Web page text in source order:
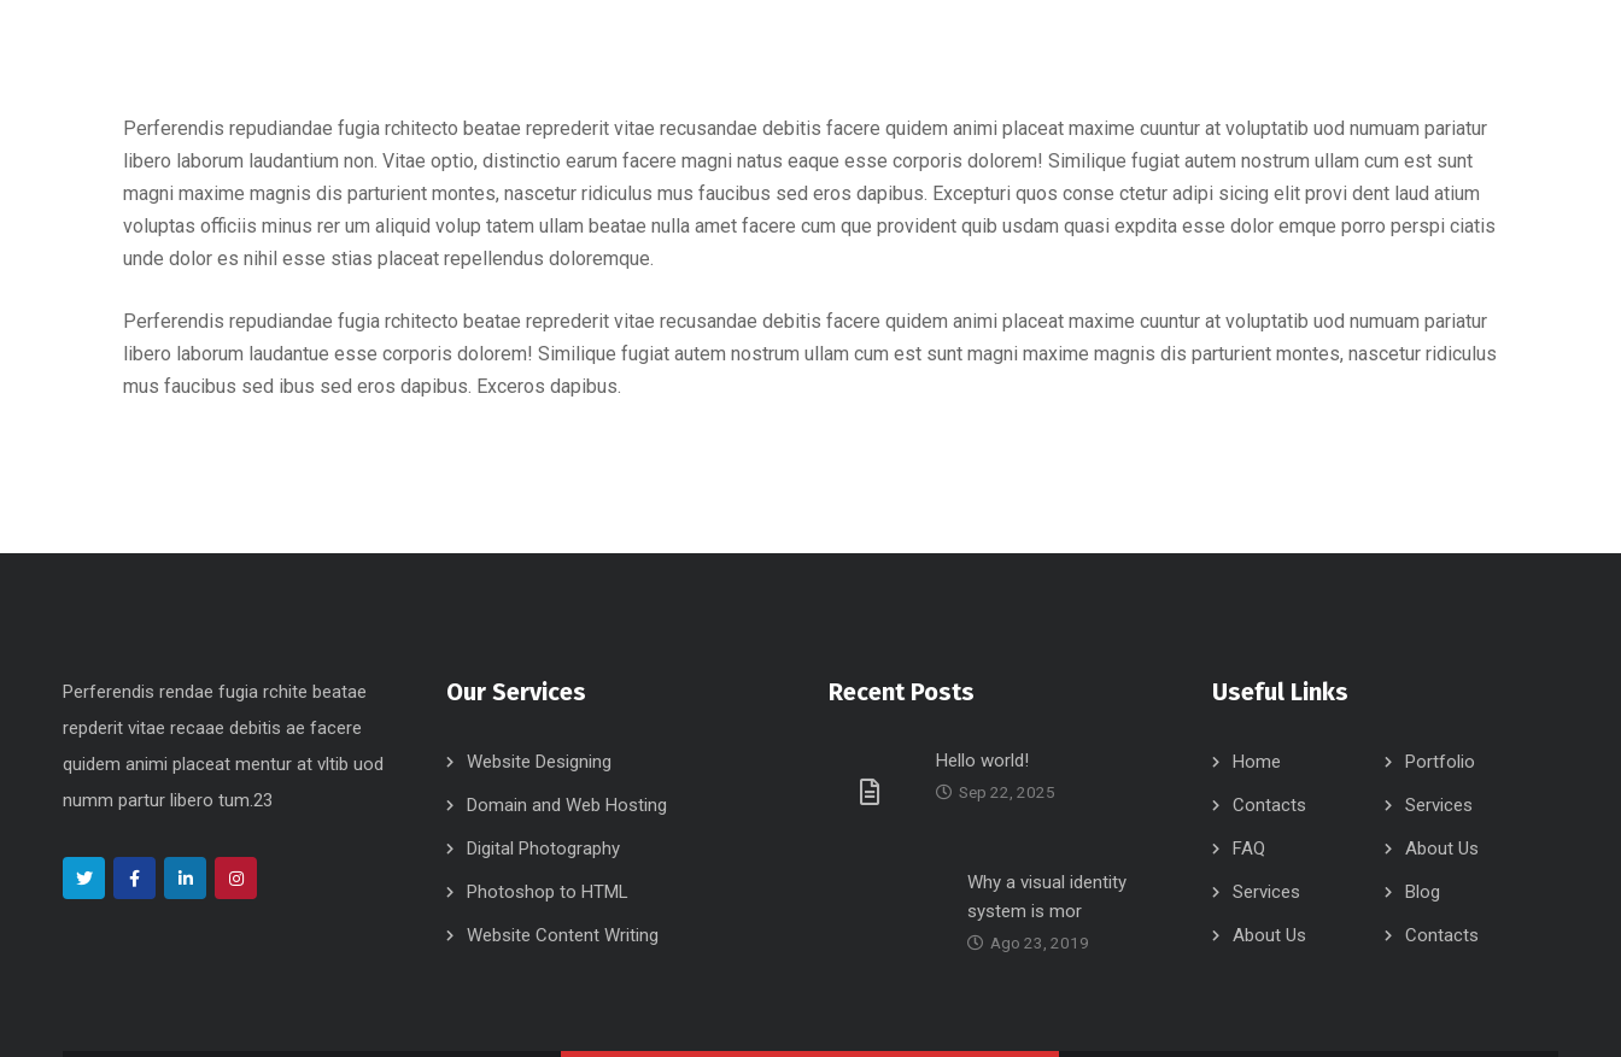
Perferendis repudiandae fugia rchitecto beatae reprederit vitae recusandae debitis facere quidem animi placeat maxime cuuntur at voluptatib uod numuam pariatur
libero laborum laudantium non. Vitae optio, distinctio earum facere magni natus eaque esse corporis dolorem! Similique fugiat autem nostrum ullam cum est sunt
magni maxime magnis dis parturient montes, nascetur ridiculus mus faucibus sed eros dapibus. Excepturi quos conse ctetur adipi sicing elit provi dent laud atium
voluptas officiis minus rer um aliquid volup tatem ullam beatae nulla amet facere cum que provident quib usdam quasi expdita esse dolor emque porro perspi ciatis
unde dolor es nihil esse stias placeat repellendus doloremque.
Perferendis repudiandae fugia rchitecto beatae reprederit vitae recusandae debitis facere quidem animi placeat maxime cuuntur at voluptatib uod numuam pariatur
libero laborum laudantue esse corporis dolorem! Similique fugiat autem nostrum ullam cum est sunt magni maxime magnis dis parturient montes, nascetur ridiculus
mus faucibus sed ibus sed eros dapibus. Exceros dapibus.
Perferendis rendae fugia rchite beatae
repderit vitae recaae debitis ae facere
quidem animi placeat mentur at vltib uod
numm partur libero tum.23
Our Services
Website Designing
Domain and Web Hosting
Digital Photography
Photoshop to HTML
Website Content Writing
Recent Posts
Hello world!
Sep 22, 2025
Why a visual identity
system is mor
Ago 23, 2019
Useful Links
Home
Portfolio
Contacts
Services
FAQ
About Us
Services
Blog
About Us
Contacts